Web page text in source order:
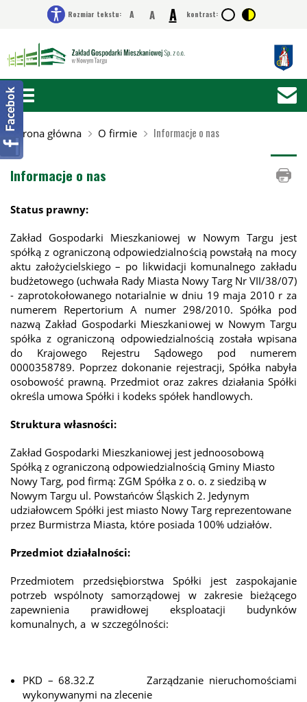
Rozmiar tekstu: ROZMIAR
A ROZMIAR
TEKSTU
A ROZMIAR
TEKSTU
A kontrast: KONTRAST
PODSTAWOWY
KONTRAST
WYSOKI
Strona główna O firmie Informacje o nas
Informacje o nas
Status prawny:
Zakład Gospodarki Mieszkaniowej w Nowym Targu jest
spółką z ograniczoną odpowiedzialnością powstałą na mocy
aktu założycielskiego – po likwidacji komunalnego zakładu
budżetowego (uchwała Rady Miasta Nowy Targ Nr VII/38/07)
- zaprotokołowanego notarialnie w dniu 19 maja 2010 r za
numerem Repertorium A numer 298/2010. Spółka pod
nazwą Zakład Gospodarki Mieszkaniowej w Nowym Targu
spółka z ograniczoną odpowiedzialnością została wpisana
do Krajowego Rejestru Sądowego pod numerem
0000358789. Poprzez dokonanie rejestracji, Spółka nabyła
osobowość prawną. Przedmiot oraz zakres działania Spółki
określa umowa Spółki i kodeks spółek handlowych.
Struktura własności:
Zakład Gospodarki Mieszkaniowej jest jednoosobową
Spółką z ograniczoną odpowiedzialnością Gminy Miasto
Nowy Targ, pod firmą: ZGM Spółka z o. o. z siedzibą w
Nowym Targu ul. Powstańców Śląskich 2. Jedynym
udziałowcem Spółki jest miasto Nowy Targ reprezentowane
przez Burmistrza Miasta, które posiada 100% udziałów.
Przedmiot działalności:
Przedmiotem przedsiębiorstwa Spółki jest zaspokajanie
potrzeb wspólnoty samorządowej w zakresie bieżącego
zapewnienia prawidłowej eksploatacji budynków
komunalnych, a w szczególności:
PKD – 68.32.Z Zarządzanie nieruchomościami
wykonywanymi na zlecenie